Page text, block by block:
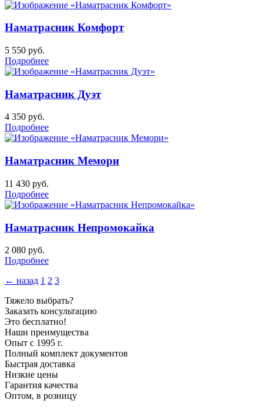
Наматрасник Комфорт
5 550 руб.
Подробнее
Наматрасник Дуэт
4 350 руб.
Подробнее
Наматрасник Мемори
11 430 руб.
Подробнее
Наматрасник Непромокайка
2 080 руб.
Подробнее
← назад 1 2 3
Тяжело выбрать?
Заказать консультацию
Это бесплатно!
Наши преимущества
Опыт с 1995 г.
Полный комплект документов
Быстрая доставка
Низкие цены
Гарантия качества
Оптом, в розницу